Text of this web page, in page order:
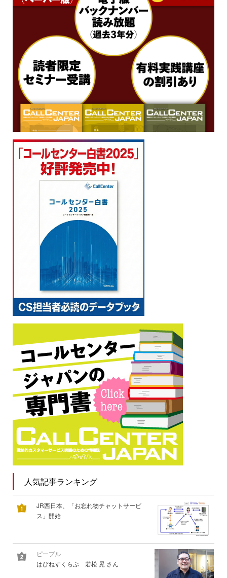
人気記事ランキング
JR西日本、「お忘れ物チャットサービ
ス」開始
ピープル
はぴねすくらぶ 若松 晃 さん